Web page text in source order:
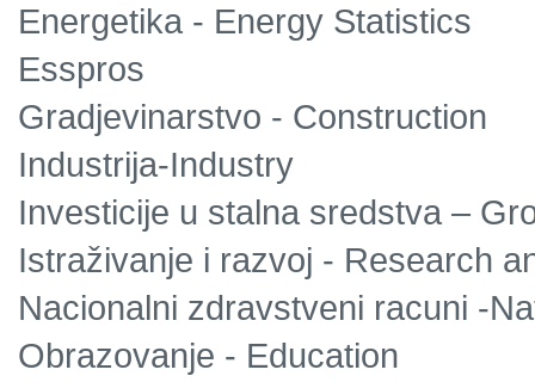
Energetika - Energy Statistics
Esspros
Gradjevinarstvo - Construction
Industrija-Industry
Investicije u stalna sredstva –
Istraživanje i razvoj - Research
Nacionalni zdravstveni racuni -
Obrazovanje - Education